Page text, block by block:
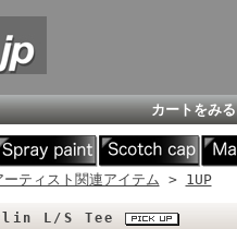
カートをみる
ーティスト関連アイテム > 1UP
L/S Tee